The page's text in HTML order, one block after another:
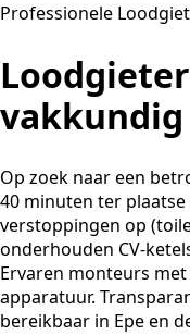
Professionele
Op zoek naar een
40 minuten ter
verstoppingen op
onderhouden CV-
Ervaren monteurs
apparatuur.
bereikbaar in Epe en